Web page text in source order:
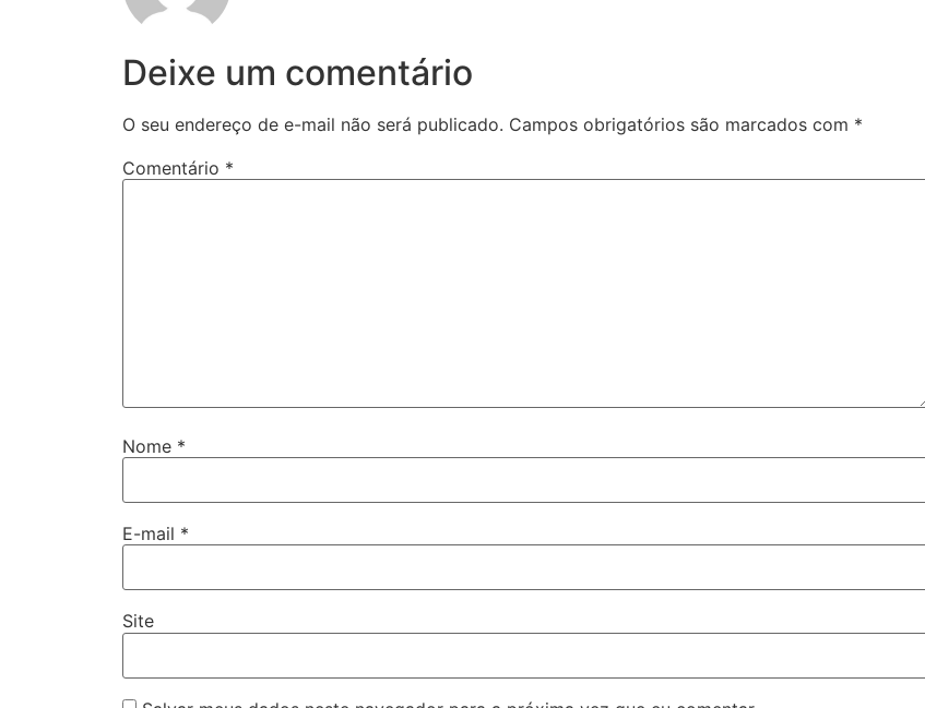
Deixe um comentário
O seu endereço de e-mail não será publicado. Campos obrigatórios são marcados com *
Comentário *
Nome *
E-mail *
Site